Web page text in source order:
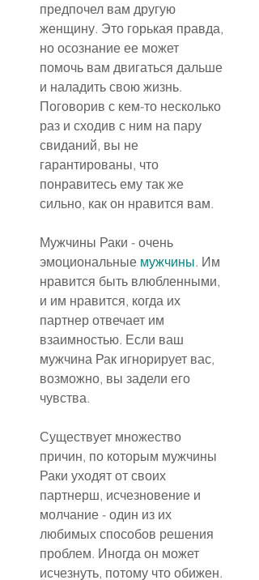
предпочел вам другую
женщину. Это горькая правда,
но осознание ее может
помочь вам двигаться дальше
и наладить свою жизнь.
Поговорив с кем-то несколько
раз и сходив с ним на пару
свиданий, вы не
гарантированы, что
понравитесь ему так же
сильно, как он нравится вам.
Мужчины Раки - очень
эмоциональные мужчины. Им
нравится быть влюбленными,
и им нравится, когда их
партнер отвечает им
взаимностью. Если ваш
мужчина Рак игнорирует вас,
возможно, вы задели его
чувства.
Существует множество
причин, по которым мужчины
Раки уходят от своих
партнерш, исчезновение и
молчание - один из их
любимых способов решения
проблем. Иногда он может
исчезнуть, потому что обижен.